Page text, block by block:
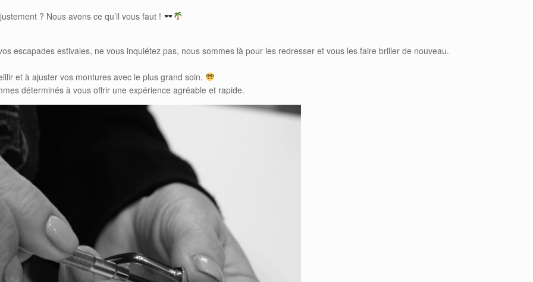
? Nous avons ce qu’il vous faut !
escapades estivales, ne vous inquiétez pas, nous sommes là pour les redresser et vous les faire briller de nouveau.
et à ajuster vos montures avec le plus grand soin.
déterminés à vous offrir une expérience agréable et rapide.